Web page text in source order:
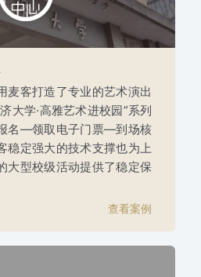
麦客打造了专业的艺术演出
大学·高雅艺术进校园”系列
名—领取电子门票—到场核
稳定强大的技术支撑也为上
大型校级活动提供了稳定保
查看案例